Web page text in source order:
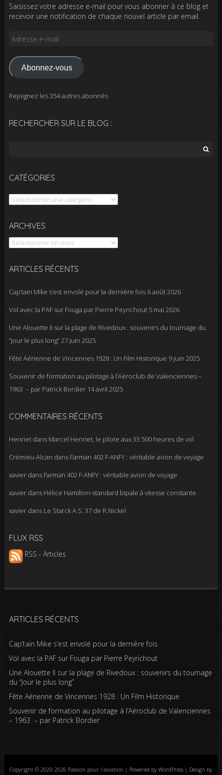
Saisissez votre adresse e-mail pour vous abonner à ce blog et
recevoir une notification de chaque nouvel article par email.
Adresse
mail
Abonnez-vous
Rejoignez les 354 autres abonnés
RECHERCHER SUR LE BLOG :
CATÉGORIES
Catégories
ARCHIVES
Archives
ARTICLES RÉCENTS
Cap’tain Mike s’est envolé pour la dernière fois 6 août 2026
Vol avec la PAF sur Fouga par Pierre Peyrichout 5 mai 2026
Une Alouette II sur la plage de Rivedoux : souvenirs du tournage du
“Jour le plus long”27 juin 2025
Fête Aérienne de Vincennes 1928 : Un Film Historique 9 juin 2025
Souvenir de formation au pilotage à l’Aéroclub de Valenciennes –
1963 – par Patrick Bordier 14 avril 2025
COMMENTAIRES RÉCENTS
Henrietdans Marcel Henriet, le pilote aux 33 500 heures de vol
Crémieu-Alcan dans Farman 402 F-ANFY : véritable avion de voyage
xavierdans Farman 402 F-ANFY : véritable avion de voyage
xavierdans Hélice Hamilton-standard bipale à vitesse constante
xavierdans Le Starck A.S. 37 de R.Nickel
FLUX RSS
RSS - Articles
ARTICLES RÉCENTS
Cap’tain Mike s’est envolé pour la dernière fois
Vol avec la PAF sur Fouga par Pierre Peyrichout
Une Alouette II sur la plage de Rivedoux : souvenirs du tournage
du “Jour le plus long”
Fête Aérienne de Vincennes 1928 : Un Film Historique
Souvenir de formation au pilotage à l’Aéroclub de Valenciennes
– 1963 – par Patrick Bordier
Copyright © 2020-2026 Passion pour l'aviation | Powered by WordPress | Design by